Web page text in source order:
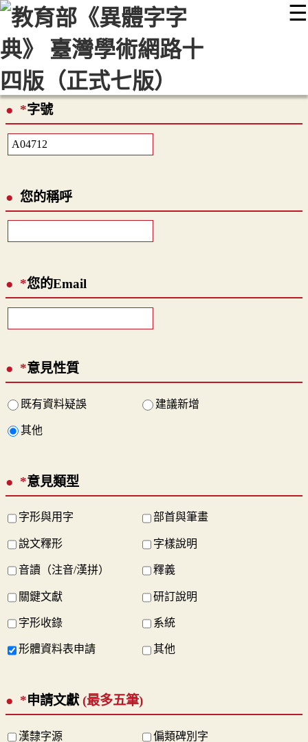
☰
::: 最新消息 常見問題 編輯說明
顯示模式
網站導覽
*字號
您的稱呼
*您的Email
*意見性質
既有資料疑誤 建議新增
其他
*意見類型
字形與用字 部首與筆畫
說文釋形 字樣說明
音讀（注音/漢拼） 釋義
關鍵文獻 研訂說明
字形收錄 系統
形體資料表申請 其他
*申請文獻 (最多五筆)
漢隸字源 偏類碑別字